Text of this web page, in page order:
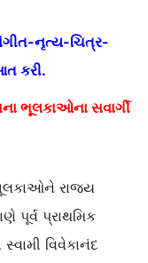
નૃત્ય-ચિત્ર-
કરી.
ભૂલકાઓના સવાર્ગી
ભૂલકાઓને રાજ્ય
પૂર્વ પ્રાથમિક
વિવેકાનંદ